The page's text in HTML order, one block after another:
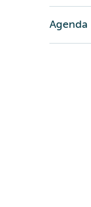
Agenda